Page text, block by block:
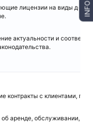
лицензии на виды
актуальности и
контракты с клиентами,
аренде, обслуживании,
INFO